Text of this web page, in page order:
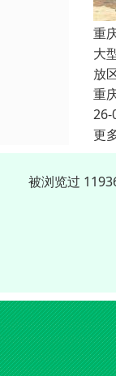
重
大
放
重
26-
更
被浏览过